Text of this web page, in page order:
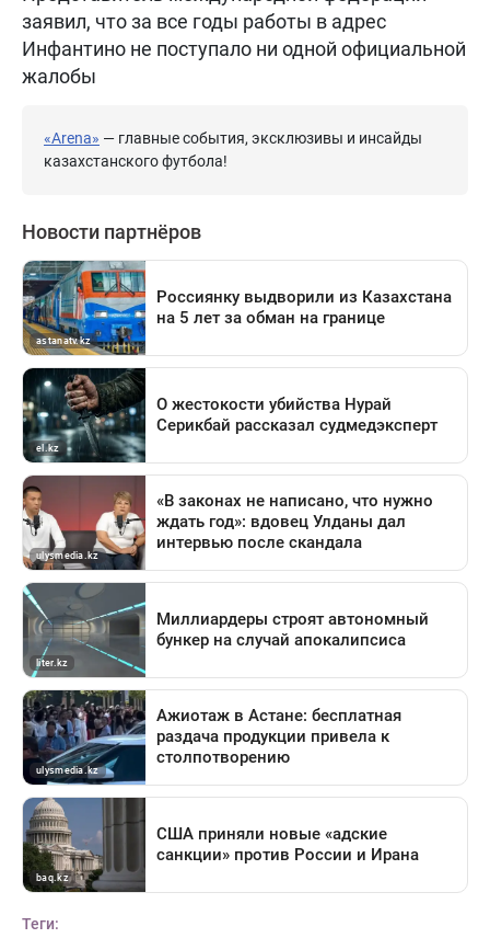
заявил, что за все годы работы в адрес
Инфантино не поступало ни одной официальной
жалобы
«Arena» — главные события, эксклюзивы и инсайды
казахстанского футбола!
Теги: